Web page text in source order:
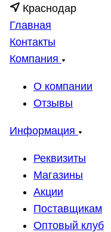
Краснодар
Главная
Контакты
Компания
О компании
Отзывы
Информация
Реквизиты
Магазины
Акции
Поставщикам
Оптовый клуб